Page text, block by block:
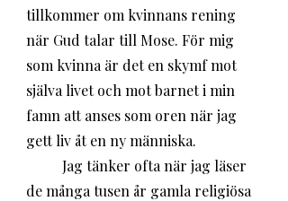
tillkommer om kvinnans rening
när Gud talar till Mose. För mig
som kvinna är det en skymf mot
själva livet och mot barnet i min
famn att anses som oren när jag
gett liv åt en ny människa.
de många tusen år gamla religiösa